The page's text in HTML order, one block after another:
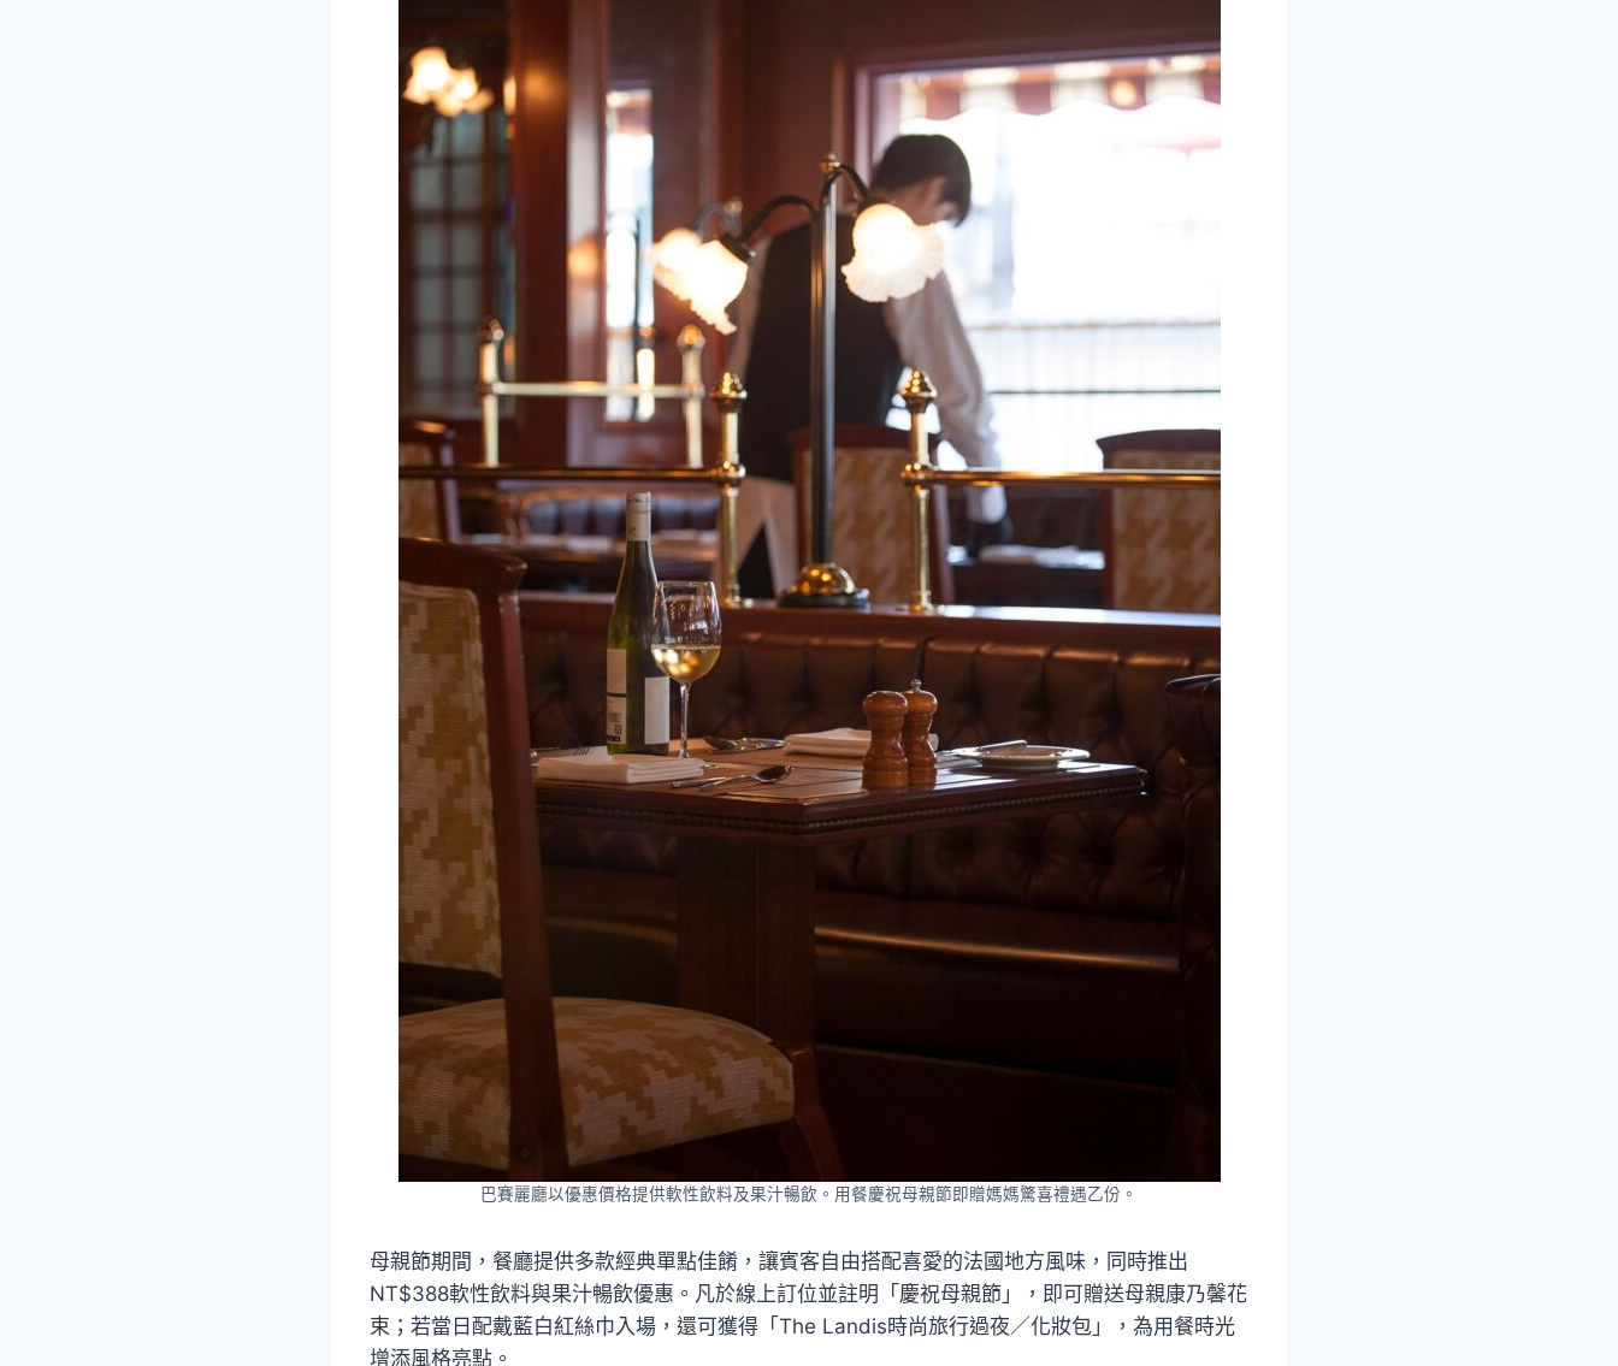
巴賽麗廳以優惠價格提供軟性飲料及果汁暢飲。用餐慶祝母親節即贈媽媽驚喜禮遇乙份。
母親節期間，餐廳提供多款經典單點佳餚，讓賓客自由搭配喜愛的法國地方風味，同時推出
NT$388軟性飲料與果汁暢飲優惠。凡於線上訂位並註明「慶祝母親節」，即可贈送母親康乃馨花
束；若當日配戴藍白紅絲巾入場，還可獲得「The Landis時尚旅行過夜／化妝包」，為用餐時光
增添風格亮點。